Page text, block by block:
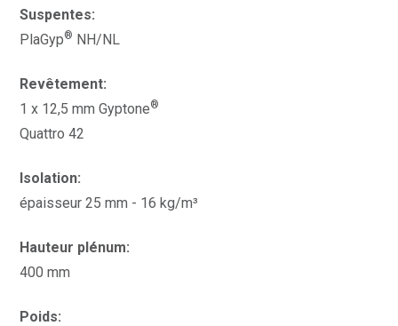
Suspentes:
PlaGyp® NH/NL
Revêtement:
1 x 12,5 mm Gyptone®
Quattro 42
Isolation:
épaisseur 25 mm - 16 kg/m³
Hauteur plénum:
400 mm
Poids: